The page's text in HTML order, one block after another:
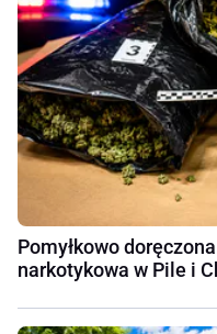
Pomyłkowo
narkotykowa w Pile i